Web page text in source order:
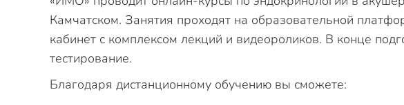
Камчатском. Занятия проходят на образовательной
кабинет с комплексом лекций и видеороликов. В конце
тестирование.
Благодаря дистанционному обучению вы сможете: